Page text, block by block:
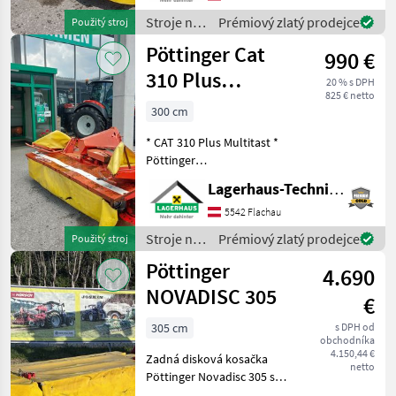
Použitý stroj
bekanntzugeben, um
ausreichend Zeit für die
Beratung u
Stroje na
zber
objemových
krmív /
Pöttinger
Prémiový zlatý prodejce
Použitý stroj
Pöttinger Cat
310 Plus
Multitast
Frontmähwerk
990 €
20 % s DPH
825 € netto
300 cm
* CAT 310 Plus Multitast *
Pöttinger
Trommelmähwerk mit
Multitast Anbaubock. * wird
als Defekt verkauft *
Baujahr unbekannt Wir
bitten telefonisch oder per
M
Lagerhaus-Technik Flachau
5542 Flachau
Stroje na
zber
objemových
krmív /
Pöttinger
Prémiový zlatý prodejce
Pöttinger
NOVADISC 305
4.690
€
s DPH od
obchodníka
4.150,44 €
netto
305 cm
Zadná disková kosačka
Pöttinger Novadisc 305 s